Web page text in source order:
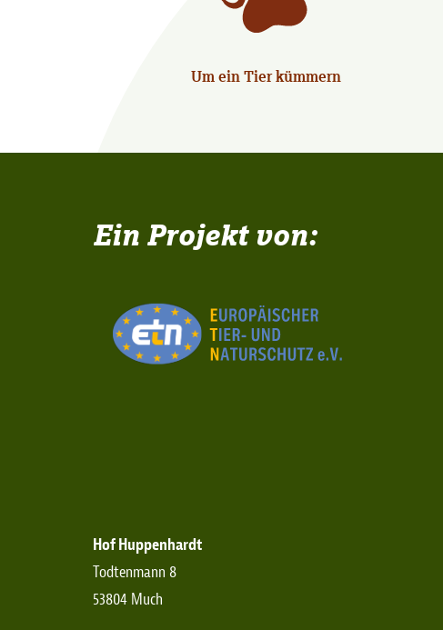
Um ein Tier kümmern
Ein Projekt von:
Hof Huppenhardt
Todtenmann 8
53804 Much